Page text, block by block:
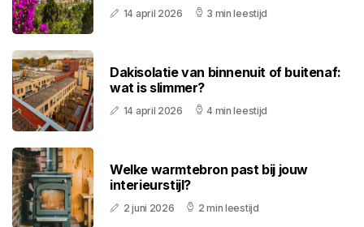
14 april 2026 3 min leestijd
Dakisolatie van binnenuit of buitenaf:
wat is slimmer?
14 april 2026 4 min leestijd
Welke warmtebron past bij jouw
interieurstijl?
2 juni 2026 2 min leestijd